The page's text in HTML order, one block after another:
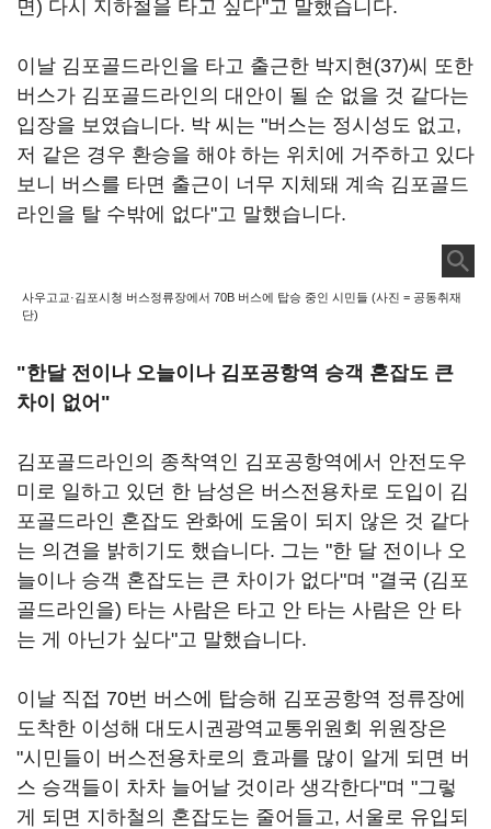
면) 다시 지하철을 타고 싶다"고 말했습니다.
이날 김포골드라인을 타고 출근한 박지현(37)씨 또한
버스가 김포골드라인의 대안이 될 순 없을 것 같다는
입장을 보였습니다. 박 씨는 "버스는 정시성도 없고,
저 같은 경우 환승을 해야 하는 위치에 거주하고 있다
보니 버스를 타면 출근이 너무 지체돼 계속 김포골드
라인을 탈 수밖에 없다"고 말했습니다.
사우고교·김포시청 버스정류장에서 70B 버스에 탑승 중인 시민들 (사진 = 공동취재
단)
"한달 전이나 오늘이나 김포공항역 승객 혼잡도 큰
차이 없어"
김포골드라인의 종착역인 김포공항역에서 안전도우
미로 일하고 있던 한 남성은 버스전용차로 도입이 김
포골드라인 혼잡도 완화에 도움이 되지 않은 것 같다
는 의견을 밝히기도 했습니다. 그는 "한 달 전이나 오
늘이나 승객 혼잡도는 큰 차이가 없다"며 "결국 (김포
골드라인을) 타는 사람은 타고 안 타는 사람은 안 타
는 게 아닌가 싶다"고 말했습니다.
이날 직접 70번 버스에 탑승해 김포공항역 정류장에
도착한 이성해 대도시권광역교통위원회 위원장은
"시민들이 버스전용차로의 효과를 많이 알게 되면 버
스 승객들이 차차 늘어날 것이라 생각한다"며 "그렇
게 되면 지하철의 혼잡도는 줄어들고, 서울로 유입되